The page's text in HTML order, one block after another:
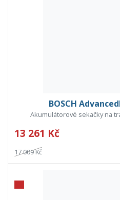
BOSCH
Akumulátorové sekačky na
13 261 Kč
17 009 Kč